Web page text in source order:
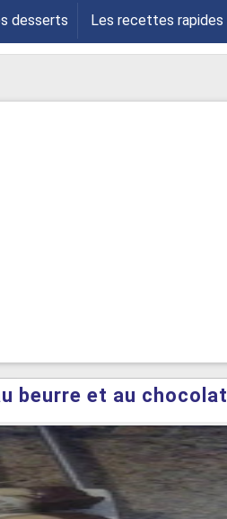
desserts Les recettes rapides
beurre et au chocolat